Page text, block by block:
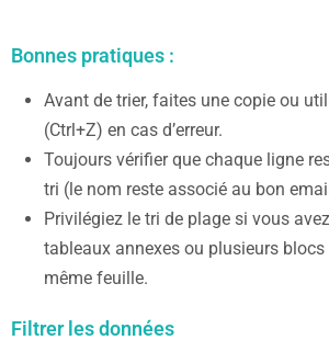
Bonnes pratiques :
Avant de trier, faites une copie ou
(Ctrl+Z) en cas d’erreur.
Toujours vérifier que chaque ligne
tri (le nom reste associé au bon
Privilégiez le tri de plage si vous
tableaux annexes ou plusieurs
même feuille.
Filtrer les données